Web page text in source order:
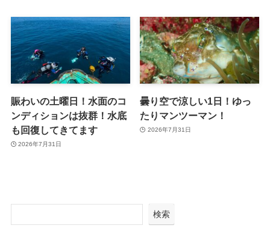
賑わいの土曜日！水面のコ
ンディションは抜群！水底
も回復してきてます
2026年7月31日
曇り空で涼しい1日！ゆっ
たりマンツーマン！
2026年7月31日
検索